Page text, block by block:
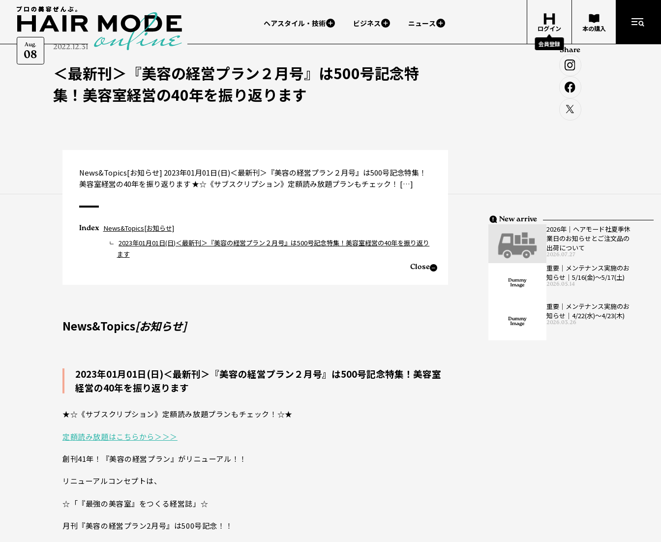
Aug.
08
ヘアスタイル・技術 ビジネス ニュース
ログイン
会員登録
本の購入
2022.12.31
＜最新刊＞『美容の経営プラン２月号』は500号記念特
集！美容室経営の40年を振り返ります
Share
News&Topics[お知らせ] 2023年01月01日(日)＜最新刊＞『美容の経営プラン２月号』は500号記念特集！
美容室経営の40年を振り返ります ★☆《サブスクリプション》定額読み放題プランもチェック！ […]
Index
Close
News&Topics[お知らせ]
2023年01月01日(日)＜最新刊＞『美容の経営プラン２月号』は500号記念特集！美容室経営の40年を振り返り
ます
News&Topics[お知らせ]
2023年01月01日(日)＜最新刊＞『美容の経営プラン２月号』は500号記念特集！美容室
経営の40年を振り返ります
★☆《サブスクリプション》定額読み放題プランもチェック！☆★
定額読み放題はこちらから＞＞＞
創刊41年！『美容の経営プラン』がリニューアル！！
リニューアルコンセプトは、
☆「『最強の美容室』をつくる経営誌」☆
月刊『美容の経営プラン2月号』は500号記念！！
New arrive
2026年｜ヘアモード社夏季休
業日のお知らせとご注文品の
出荷について
2026.07.27
重要｜メンテナンス実施のお
知らせ｜5/16(金)〜5/17(土)
2026.05.14
重要｜メンテナンス実施のお
知らせ｜4/22(水)〜4/23(木)
2026.03.26